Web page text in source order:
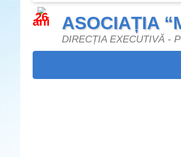
26
ani ASOCIAȚIA
DIRECȚIA EXECUTIVĂ -